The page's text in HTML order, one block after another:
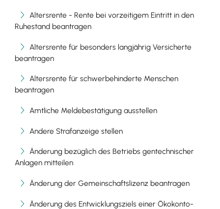
Altersrente - Rente bei vorzeitigem Eintritt in den
Ruhestand beantragen
Altersrente für besonders langjährig Versicherte
beantragen
Altersrente für schwerbehinderte Menschen
beantragen
Amtliche Meldebestätigung ausstellen
Andere Strafanzeige stellen
Änderung bezüglich des Betriebs gentechnischer
Anlagen mitteilen
Änderung der Gemeinschaftslizenz beantragen
Änderung des Entwicklungsziels einer Ökokonto-